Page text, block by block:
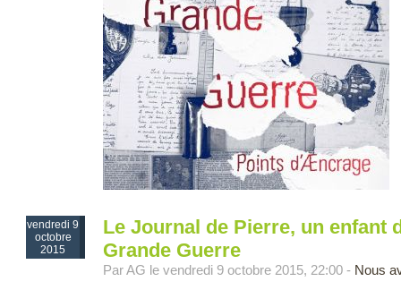
vendredi 9
octobre
2015
Le Journal de Pierre, un enfant
Grande Guerre
Par AG le vendredi 9 octobre 2015, 22:00 - Nous